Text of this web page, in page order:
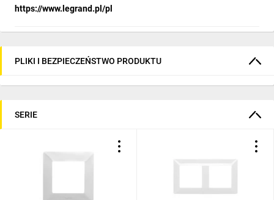
https://www.legrand.pl/pl
PLIKI I BEZPIECZEŃSTWO PRODUKTU
SERIE